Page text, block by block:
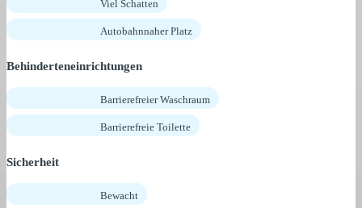
Viel Schatten
Autobahnnaher Platz
Behinderteneinrichtungen
Barrierefreier Waschraum
Barrierefreie Toilette
Sicherheit
Bewacht